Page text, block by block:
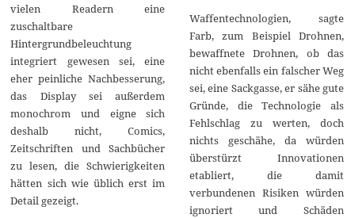
vielen Readern eine
zuschaltbare
Hintergrundbeleuchtung
integriert gewesen sei, eine
eher peinliche Nachbesserung,
das Display sei außerdem
monochrom und eigne sich
deshalb nicht, Comics,
Zeitschriften und Sachbücher
zu lesen, die Schwierigkeiten
hätten sich wie üblich erst im
Detail gezeigt.
Waffentechnologien, sagte
Farb, zum Beispiel Drohnen,
bewaffnete Drohnen, ob das
nicht ebenfalls ein falscher Weg
sei, eine Sackgasse, er sähe gute
Gründe, die Technologie als
Fehlschlag zu werten, doch
nichts geschähe, da würden
überstürzt Innovationen
etabliert, die damit
verbundenen Risiken würden
ignoriert und Schäden